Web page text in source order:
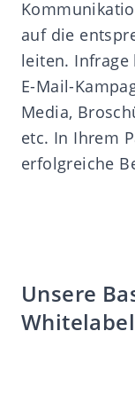
auf die
leiten. Infrage
E-Mail-
Media,
etc. In Ihrem
erfolgreiche
Unsere